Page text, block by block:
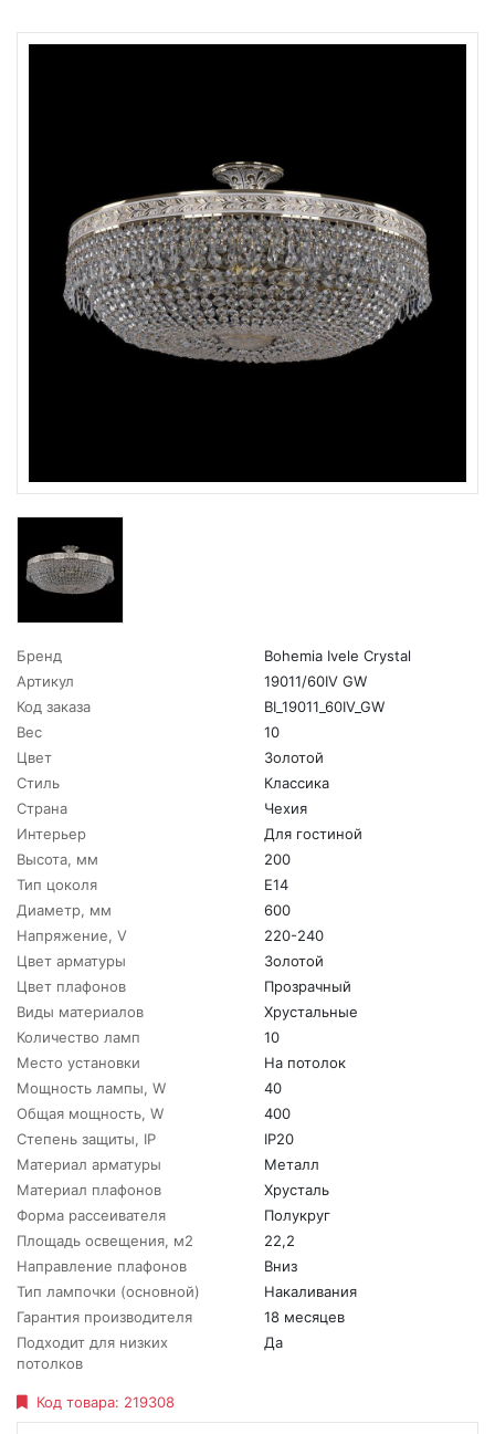
Бренд
Bohemia Ivele Crystal
Артикул
19011/60IV GW
Код заказа
BI_19011_60IV_GW
Вес
10
Цвет
Золотой
Стиль
Классика
Страна
Чехия
Интерьер
Для гостиной
Высота, мм
200
Тип цоколя
E14
Диаметр, мм
600
Напряжение, V
220-240
Цвет арматуры
Золотой
Цвет плафонов
Прозрачный
Виды материалов
Хрустальные
Количество ламп
10
Место установки
На потолок
Мощность лампы, W
40
Общая мощность, W
400
Степень защиты, IP
IP20
Материал арматуры
Металл
Материал плафонов
Хрусталь
Форма рассеивателя
Полукруг
Площадь освещения, м2
22,2
Направление плафонов
Вниз
Тип лампочки (основной)
Накаливания
Гарантия производителя
18 месяцев
Подходит для низких
потолков
Да
Код товара: 219308